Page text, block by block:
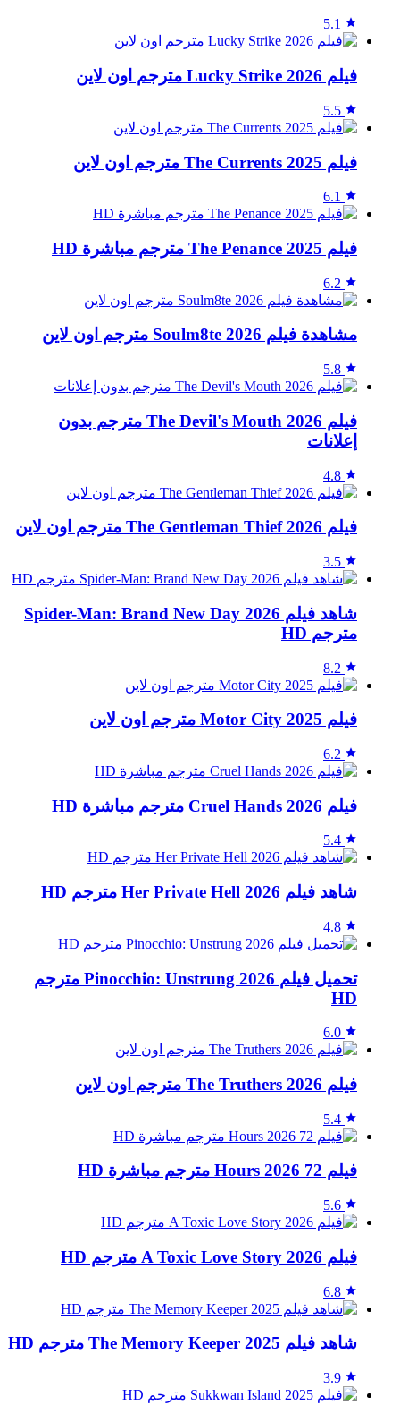
5.1
فيلم Lucky Strike 2026 مترجم اون لاين
5.5
فيلم The Currents 2025 مترجم اون لاين
6.1
فيلم The Penance 2025 مترجم مباشرة HD
6.2
مشاهدة فيلم Soulm8te 2026 مترجم اون لاين
5.8
فيلم The Devil's Mouth 2026 مترجم بدون
إعلانات
4.8
فيلم The Gentleman Thief 2026 مترجم اون لاين
3.5
شاهد فيلم Spider-Man: Brand New Day 2026
مترجم HD
8.2
فيلم Motor City 2025 مترجم اون لاين
6.2
فيلم Cruel Hands 2026 مترجم مباشرة HD
5.4
شاهد فيلم Her Private Hell 2026 مترجم HD
4.8
تحميل فيلم Pinocchio: Unstrung 2026 مترجم
HD
6.0
فيلم The Truthers 2026 مترجم اون لاين
5.4
فيلم 72 Hours 2026 مترجم مباشرة HD
5.6
فيلم A Toxic Love Story 2026 مترجم HD
6.8
شاهد فيلم The Memory Keeper 2025 مترجم HD
3.9